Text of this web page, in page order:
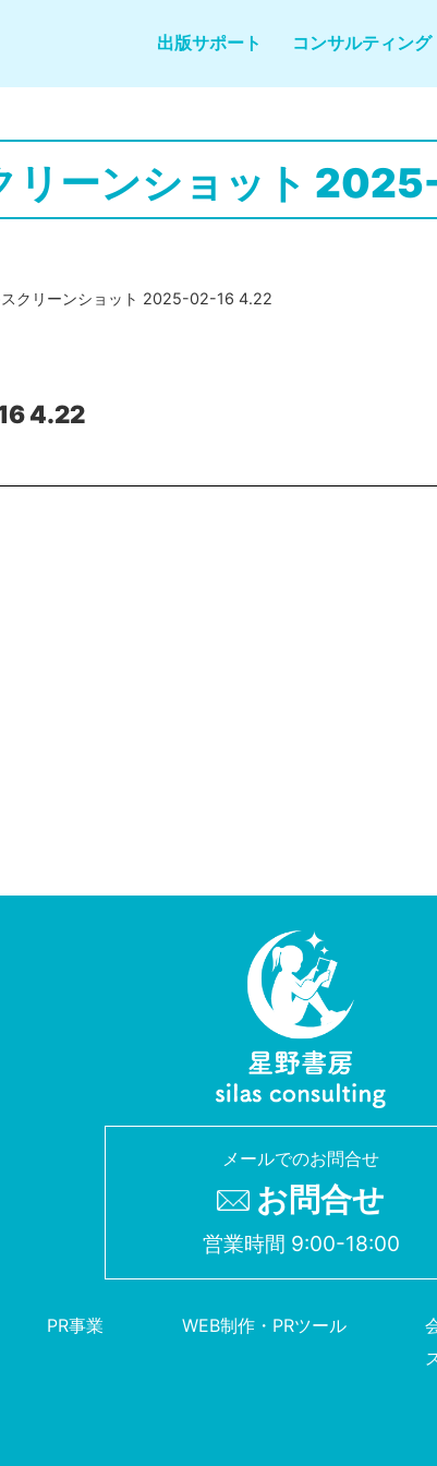
出版サポート コンサルティング
リーンショット
スクリーンショット 2025-02-16 4.22
4.22
メールでのお問合せ
お問合せ
営業時間 9:00-18:00
PR事業 WEB制作・PRツール